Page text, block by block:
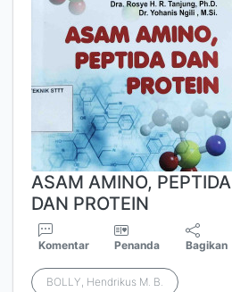
ASAM AMINO, PEPTIDA
DAN PROTEIN
Komentar Penanda Bagikan
BOLLY, Hendrikus M. B.